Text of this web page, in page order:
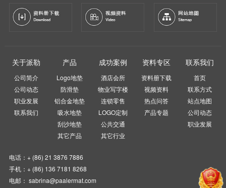
关于派勒
公司简介
公司动态
职业发展
联系我们
产品
Logo地垫
防滑垫
铝合金地垫
吸水地垫
刮沙地垫
其它产品
成功案例
酒店会所
物业写字楼
连锁零售
LOGO定制
公共交通
其它行业
资料专区
资料册下载
视频资料
热点问答
产品专题
联系我们
首页
联系方式
站点地图
公司动态
职业发展
电话：+ (86) 21 3876 7886
手机：+ (86) 136 7181 8268
电邮： sabrina@paalermat.com